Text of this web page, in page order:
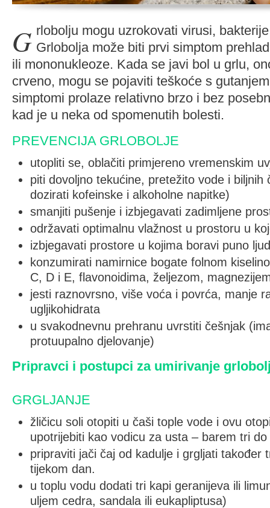
Grlobolju mogu uzrokovati virusi, bakterije, peludi, prašina i dr. Grlobolja može biti prvi simptom
ili mononukleoze. Kada se javi bol u grlu,
crveno, mogu se pojaviti teškoće s
simptomi prolaze relativno brzo i bez
kad je u neka od spomenutih bolesti.
PREVENCIJA GRLOBOLJE
utopliti se, oblačiti primjereno vremenskim
piti dovoljno tekućine, pretežito vode i biljnih
dozirati kofeinske i alkoholne napitke)
smanjiti pušenje i izbjegavati zadimljene
održavati optimalnu vlažnost u prostoru u
izbjegavati prostore u kojima boravi puno
konzumirati namirnice bogate folnom
C, D i E, flavonoidima, željezom,
jesti raznovrsno, više voća i povrća, manje
ugljikohidrata
u svakodnevnu prehranu uvrstiti češnjak
protuupalno djelovanje)
Pripravci i postupci za umirivanje
GRGLJANJE
žličicu soli otopiti u čaši tople vode i ovu
upotrijebiti kao vodicu za usta – barem tri
pripraviti jači čaj od kadulje i grgljati također
tijekom dan.
u toplu vodu dodati tri kapi geranijeva ili
uljem cedra, sandala ili eukapliptusa)